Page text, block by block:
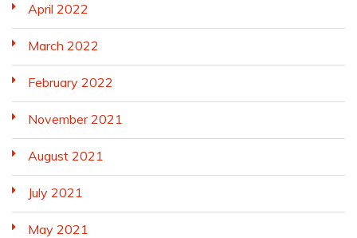
April 2022
March 2022
February 2022
November 2021
August 2021
July 2021
May 2021